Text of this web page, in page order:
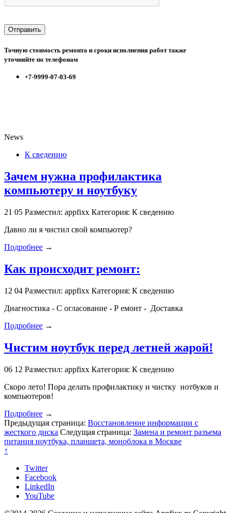
Точную стоимость ремонта и сроки исполнения работ также
уточняйте по телефонам
+7-9999-07-03-69
News
К сведению
Зачем нужна профилактика
компьютеру и ноутбуку
21 05 Разместил: appfixx Категория: К сведению
Давно ли я чистил свой компьютер?
Подробнее →
Как происходит ремонт:
12 04 Разместил: appfixx Категория: К сведению
Диагностика - С огласование - Р емонт - Доставка
Подробнее →
Чистим ноутбук перед летней жарой!
06 12 Разместил: appfixx Категория: К сведению
Скоро лето! Пора делать профилактику и чистку нотбуков и
компьютеров!
Подробнее →
Предыдущая страница: Восстановление информации с
жесткого диска Следущая страница: Замена и ремонт разъема
питания ноутбука, планшета, моноблока в Москве
↑
Twitter
Facebook
LinkedIn
YouTube